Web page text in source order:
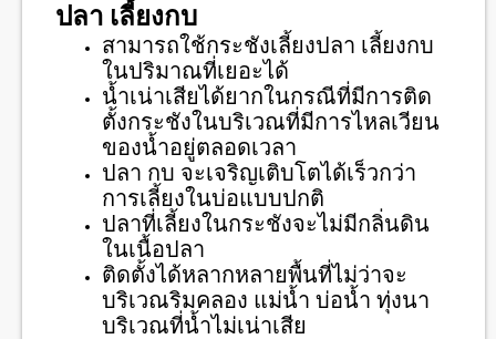
ปลา เลี้ยงกบ
สามารถใช้กระชังเลี้ยงปลา เลี้ยงกบ
ในปริมาณที่เยอะได้
น้ำเน่าเสียได้ยากในกรณีที่มีการติด
ตั้งกระชังในบริเวณที่มีการไหลเวียน
ของน้ำอยู่ตลอดเวลา
ปลา กบ จะเจริญเติบโตได้เร็วกว่า
การเลี้ยงในบ่อแบบปกติ
ปลาที่เลี้ยงในกระชังจะไม่มีกลิ่นดิน
ในเนื้อปลา
ติดตั้งได้หลากหลายพื้นที่ไม่ว่าจะ
บริเวณริมคลอง แม่น้ำ บ่อน้ำ ทุ่งนา
บริเวณที่น้ำไม่เน่าเสีย